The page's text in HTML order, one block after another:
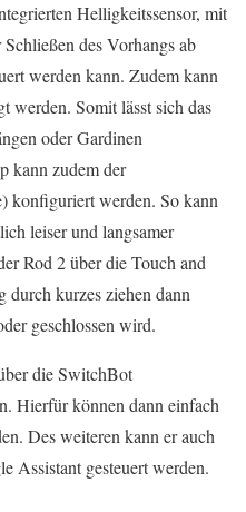
Helligkeitssensor, mit
des Vorhangs ab
werden kann. Zudem kann
werden. Somit lässt sich das
oder Gardinen
kann zudem der
konfiguriert werden. So kann
leiser und langsamer
Rod 2 über die Touch and
durch kurzes ziehen dann
geschlossen wird.
die SwitchBot
Hierfür können dann einfach
Des weiteren kann er auch
Assistant gesteuert werden.